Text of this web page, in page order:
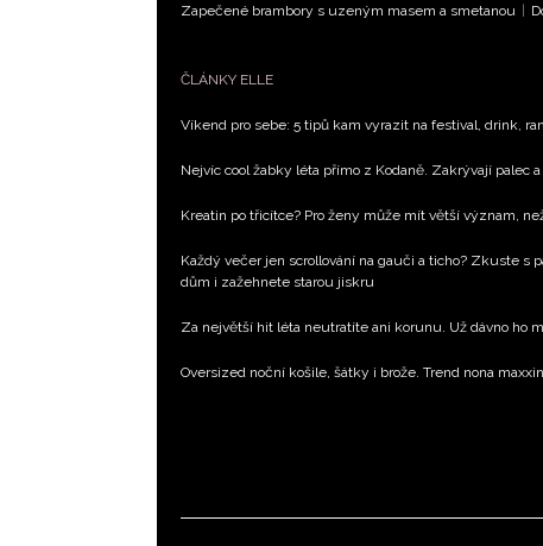
Zapečené brambory s uzeným masem a smetanou |
ČLÁNKY ELLE
Víkend pro sebe: 5 tipů kam vyrazit na festival, drink,
Nejvíc cool žabky léta přímo z Kodaně. Zakrývají palec
Kreatin po třicítce? Pro ženy může mít větší význam,
Každý večer jen scrollování na gauči a ticho? Zkuste
dům i zažehnete starou jiskru
Za největší hit léta neutratíte ani korunu. Už dávno ho
Oversized noční košile, šátky i brože. Trend nona